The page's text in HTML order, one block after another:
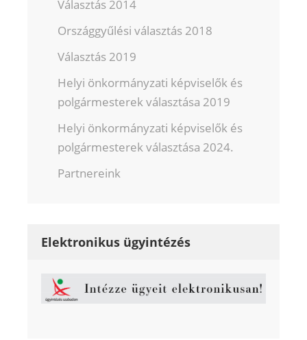
Választás 2014
Országgyűlési választás 2018
Választás 2019
Helyi önkormányzati képviselők és
polgármesterek választása 2019
Helyi önkormányzati képviselők és
polgármesterek választása 2024.
Partnereink
Elektronikus ügyintézés